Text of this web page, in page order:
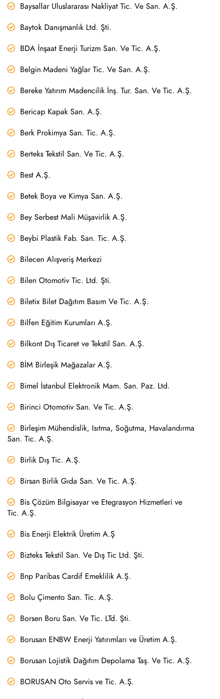
Baysallar Uluslararası Nakliyat Tic. Ve San. A.Ş.
Baytok Danışmanlık Ltd. Şti.
BDA İnşaat Enerji Turizm San. Ve Tic. A.Ş.
Belgin Madeni Yağlar Tic. Ve San. A.Ş.
Bereke Yatırım Madencilik İnş. Tur. San. Ve Tic. A.Ş.
Bericap Kapak San. A.Ş.
Berk Prokimya San. Tic. A.Ş.
Berteks Tekstil San. Ve Tic. A.Ş.
Best A.Ş.
Betek Boya ve Kimya San. A.Ş.
Bey Serbest Mali Müşavirlik A.Ş.
Beybi Plastik Fab. San. Tic. A.Ş.
Bilecen Alışveriş Merkezi
Bilen Otomotiv Tic. Ltd. Şti.
Biletix Bilet Dağıtım Basım Ve Tic. A.Ş.
Bilfen Eğitim Kurumları A.Ş.
Bilkont Dış Ticaret ve Tekstil San. A.Ş.
BİM Birleşik Mağazalar A.Ş.
Bimel İstanbul Elektronik Mam. San. Paz. Ltd.
Birinci Otomotiv San. Ve Tic. A.Ş.
Birleşim Mühendislik, Isıtma, Soğutma, Havalandırma
San. Tic. A.Ş.
Birlik Dış Tic. A.Ş.
Birsan Birlik Gıda San. Ve Tic. A.Ş.
Bis Çözüm Bilgisayar ve Etegrasyon Hizmetleri ve
Tic. A.Ş.
Bis Enerji Elektrik Üretim A.Ş
Bizteks Tekstil San. Ve Dış Tic Ltd. Şti.
Bnp Paribas Cardif Emeklilik A.Ş.
Bolu Çimento San. Tic. A.Ş.
Borsen Boru San. Ve Tic. LTd. Şti.
Borusan ENBW Enerji Yatırımları ve Üretim A.Ş.
Borusan Lojistik Dağıtım Depolama Taş. Ve Tic. A.Ş.
BORUSAN Oto Servis ve Tic. A.Ş.